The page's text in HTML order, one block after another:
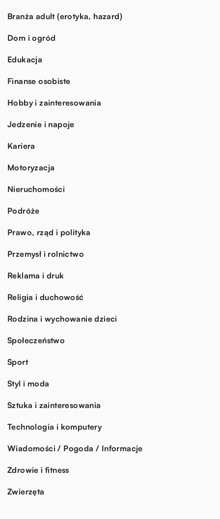
Branża adult (erotyka, hazard)
Dom i ogród
Edukacja
Finanse osobiste
Hobby i zainteresowania
Jedzenie i napoje
Kariera
Motoryzacja
Nieruchomości
Podróże
Prawo, rząd i polityka
Przemysł i rolnictwo
Reklama i druk
Religia i duchowość
Rodzina i wychowanie dzieci
Społeczeństwo
Sport
Styl i moda
Sztuka i zainteresowania
Technologia i komputery
Wiadomości / Pogoda / Informacje
Zdrowie i fitness
Zwierzęta